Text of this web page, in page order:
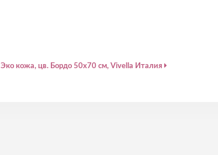
Эко кожа, цв. Бордо 50х70 см, Vivella Италия